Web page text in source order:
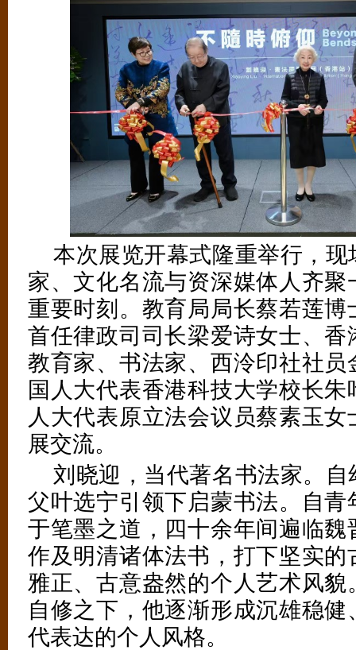
本次展览开幕式隆重举行，
家、文化名流与资深媒体人齐
重要时刻。教育局局长蔡若莲
首任律政司司长梁爱诗女士、
教育家、书法家、西泠印社社
国人大代表香港科技大学校长
人大代表原立法会议员蔡素玉
展交流。
刘晓迎，当代著名书法家。
父叶选宁引领下启蒙书法。自
于笔墨之道，四十余年间遍临
作及明清诸体法书，打下坚实
雅正、古意盎然的个人艺术风
自修之下，他逐渐形成沉雄稳
代表达的个人风格。